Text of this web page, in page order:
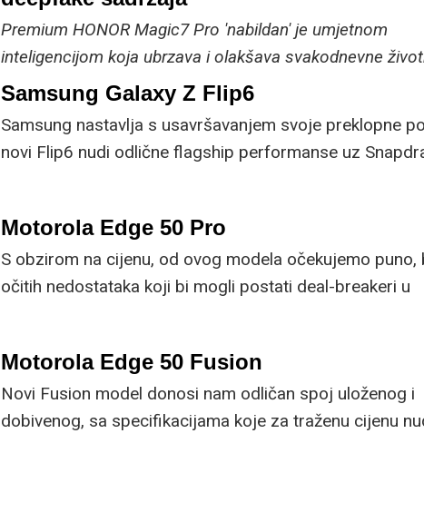
kvalitete te poklon uz kupnju odabranog modela.
Premium HONOR Magic7 Pro 'nabildan' je umjetnom
inteligencijom koja ubrzava i olakšava svakodnevne
poslovne zadatke
Samsung Galaxy Z Flip6
Samsung nastavlja s usavršavanjem svoje preklopne
novi Flip6 nudi odlične flagship performanse uz
Motorola Edge 50 Pro
S obzirom na cijenu, od ovog modela očekujemo puno,
očitih nedostataka koji bi mogli postati deal-breakeri u
Motorola Edge 50 Fusion
Novi Fusion model donosi nam odličan spoj uloženog i
dobivenog, sa specifikacijama koje za traženu cijenu